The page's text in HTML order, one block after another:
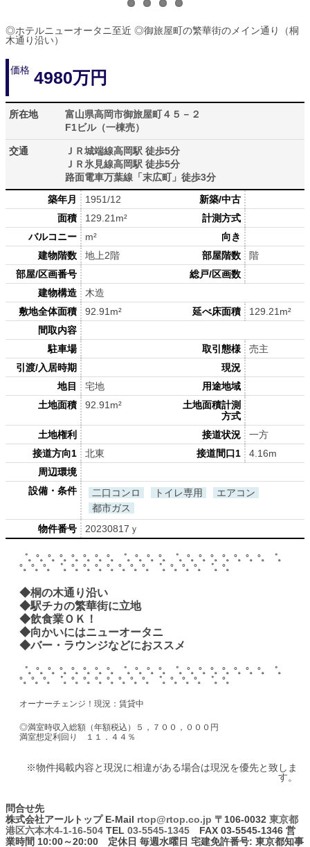
◎ホテルニューオータニ至近 ◎御旅屋町の繁華街のメイン通り（桐
木通り沿い）
価格 4980万円
所在地
富山県高岡市御旅屋町４５－２
F1ビル（一棟売）
交通
ＪＲ城端線高岡駅 徒歩5分
ＪＲ氷見線高岡駅 徒歩5分
路面電車万葉線「末広町」徒歩3分
築年月
1951/12
新築/中古
面積
129.21m²
計測方式
バルコニー
m²
向き
建物階数
地上2階 部屋階数
階
部屋/区画番号
総戸/区画数
建物構造
木造
敷地全体面積
92.91m² 延べ床面積
129.21m²
間取内容
駐車場
取引態様
売主
引渡/入居時期
現況
地目
宅地
用途地域
土地面積
92.91m²
土地面積計測
方式
土地権利
接道状況
一方
接道方向1
北東 接道間口1
4.16m
周辺環境
設備・条件
二口コンロ トイレ専用
エアコン
都市ガス
物件番号
20230817ｙ
゜。°。°。°。°。°。°。°。゜。°。°。°。゜。°。°。°。°。°。°。°。゜。
°。°。°。゜。°。°。°。°。°。°。°。゜。°。°。°。゜。°。
◆桐の木通り沿い
◆駅チカの繁華街に立地
◆飲食業ＯＫ！
◆向かいにはニューオータニ
◆バー・ラウンジなどにおススメ
゜。°。°。°。°。°。°。°。゜。°。°。°。゜。°。°。°。°。°。°。°。゜。
°。°。°。゜。°。°。°。°。°。°。°。゜。°。°。°。゜。°。
オーナーチェンジ！現況：賃貸中
◎満室時収入総額（年額税込）５，７００，０００円
満室想定利回り １１．４４％
※物件掲載内容と現況に相違がある場合は現況を優先と致しま
す。
問合せ先
株式会社アールトップE-Mail rtop@rtop.co.jp 〒106-0032 東京都
港区六本木4-1-16-504 TEL 03-5545-1345 FAX 03-5545-1346 営
業時間 10:00～20:00 定休日 毎週水曜日 宅建免許番号: 東京都知事